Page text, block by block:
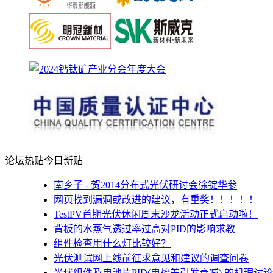
论坛热贴今日新贴
南乡子 - 贺2014分布式光伏研讨会徐锭华参
网页找到漏洞或改进的建议，有重奖！！！！！
TestPV首期光伏休闲周末沙龙活动正式启动啦！
背板的水蒸气透过率过高对PID的影响求教
组件检查用什么灯比较好？
光伏测试网上线前征求意见和建议的调查问卷